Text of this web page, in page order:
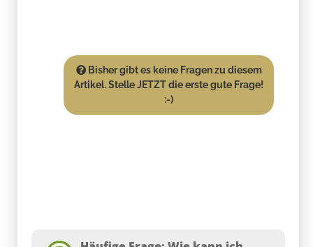
Bisher gibt es keine Fragen zu diesem
Artikel. Stelle JETZT die erste gute Frage!
:-)